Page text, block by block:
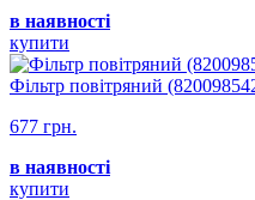
в наявності
купити
Фільтр повітряний
677 грн.
в наявності
купити